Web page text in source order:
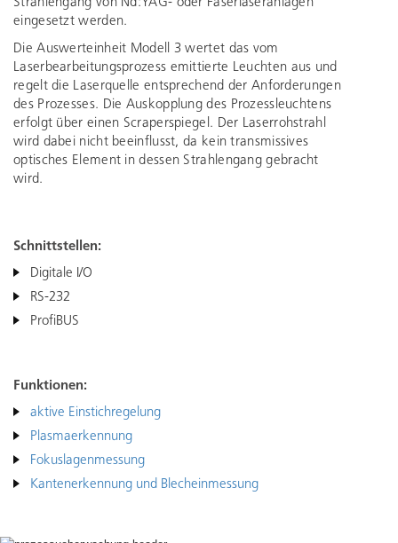
Strahlengang von Nd:YAG- oder Faserlaseranlagen
eingesetzt werden.
Die Auswerteinheit Modell 3 wertet das vom
Laserbearbeitungsprozess emittierte Leuchten aus und
regelt die Laserquelle entsprechend der Anforderungen
des Prozesses. Die Auskopplung des Prozessleuchtens
erfolgt über einen Scraperspiegel. Der Laserrohstrahl
wird dabei nicht beeinflusst, da kein transmissives
optisches Element in dessen Strahlengang gebracht
wird.
Schnittstellen:
Digitale I/O
RS-232
ProfiBUS
Funktionen:
aktive Einstichregelung
Plasmaerkennung
Fokuslagenmessung
Kantenerkennung und Blecheinmessung